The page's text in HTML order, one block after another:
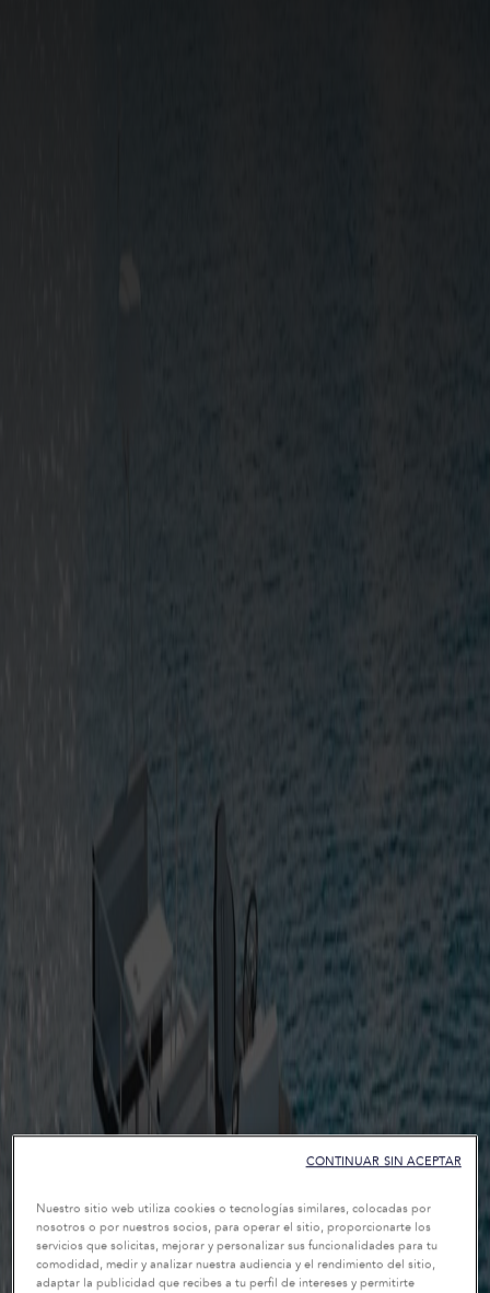
Nuestro sitio web utiliza cookies o tecnologías similares, colocadas por
nosotros o por nuestros socios, para operar el sitio, proporcionarte los
servicios que solicitas, mejorar y personalizar sus funcionalidades para tu
comodidad, medir y analizar nuestra audiencia y el rendimiento del sitio,
adaptar la publicidad que recibes a tu perfil de intereses y permitirte
CONTINUAR SIN ACEPTAR